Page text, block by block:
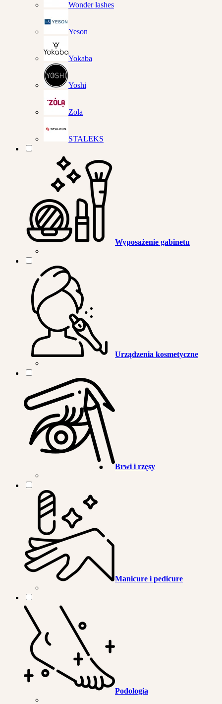
Wonder lashes
Yeson
Yokaba
Yoshi
Zola
STALEKS
Wyposażenie gabinetu
Urządzenia kosmetyczne
Brwi i rzęsy
Manicure i pedicure
Podologia